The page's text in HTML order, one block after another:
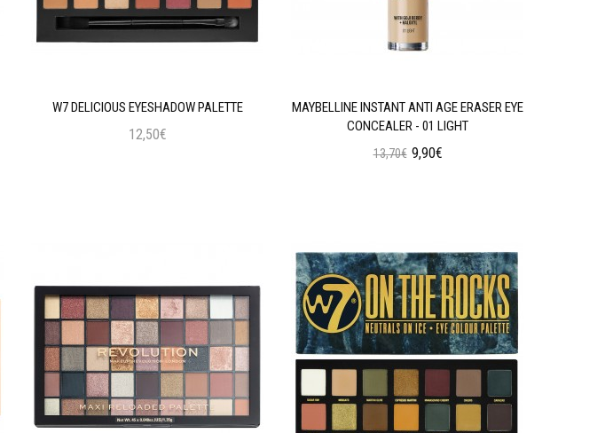
W7 DELICIOUS EYESHADOW PALETTE
12,50€
MAYBELLINE INSTANT ANTI AGE ERASER EYE
CONCEALER - 01 LIGHT
13,70€ 9,90€